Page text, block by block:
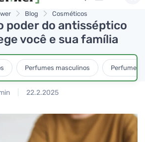
Blog Cosméticos
poder do antisséptico
você e sua família
Perfumes masculinos Perfumes
22.2.2025